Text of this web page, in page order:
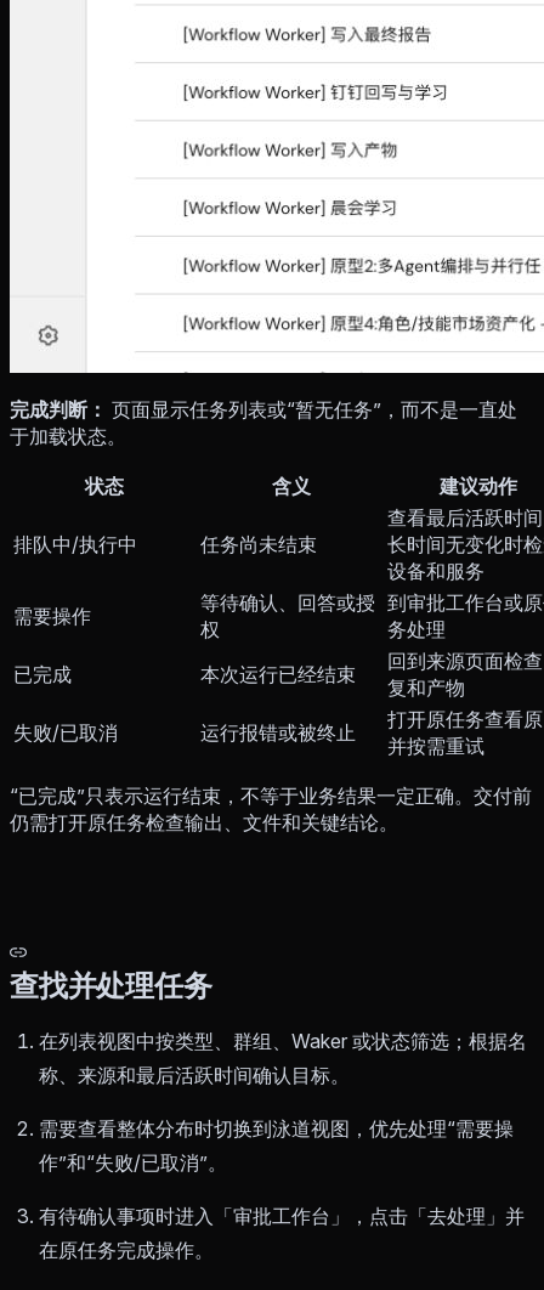
完成判断： 页面显示任务列表或“暂无任务”，而不是一直处
于加载状态。
状态 含义 建议动作
排队中/执行中 任务尚未结束
查看最后活跃时
长时间无变化时
设备和服务
需要操作
等待确认、回答或授
权
到审批工作台或
务处理
已完成
本次运行已经结束
回到来源页面检
复和产物
失败/已取消
运行报错或被终止
打开原任务查看
并按需重试
“已完成”只表示运行结束，不等于业务结果一定正确。交付前
仍需打开原任务检查输出、文件和关键结论。
查找并处理任务
在列表视图中按类型、群组、Waker 或状态筛选；根据名
称、来源和最后活跃时间确认目标。
需要查看整体分布时切换到泳道视图，优先处理“需要操
作”和“失败/已取消”。
有待确认事项时进入「审批工作台」，点击「去处理」并
在原任务完成操作。